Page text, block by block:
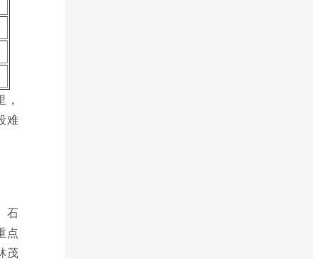
难
石
点
茂